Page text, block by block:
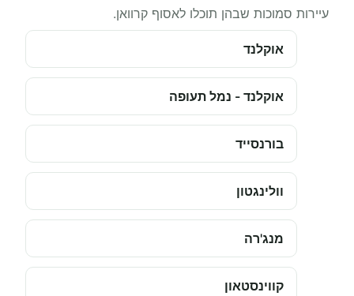
עיירות סמוכות שבהן תוכלו לאסוף קרוואן.
אוקלנד
אוקלנד - נמל תעופה
בורנסייד
וולינגטון
מנג'רה
קווינסטאון